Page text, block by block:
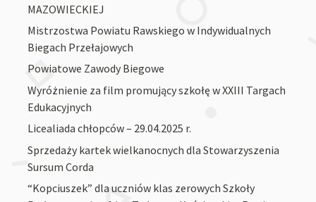
MAZOWIECKIEJ
Mistrzostwa Powiatu Rawskiego w Indywidualnych
Biegach Przełajowych
Powiatowe Zawody Biegowe
Wyróżnienie za film promujący szkołę w XXIII Targach
Edukacyjnych
Licealiada chłopców – 29.04.2025 r.
Sprzedaży kartek wielkanocnych dla Stowarzyszenia
Sursum Corda
“Kopciuszek” dla uczniów klas zerowych Szkoły